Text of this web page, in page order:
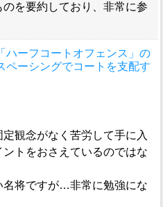
を要約しており、非常に参
ハーフコートオフェンス」の
ペーシングでコートを支配す
観念がなく苦労して手に入
トをおさえているのではな
名将ですが…非常に勉強にな